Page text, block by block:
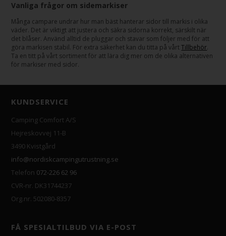
Vanliga frågor om sidemarkiser
Många campare undrar hur man bäst hanterar sidor till markis i olika
väder. Det är viktigt att justera och säkra sidorna korrekt, särskilt när
det blåser. Använd alltid de pluggar och stavar som följer med för att
göra markisen stabil. För extra säkerhet kan du titta på vårtTillbehör.
Ta en titt på vårt sortiment för att lära dig mer om de olika alternativen
för markiser med sidor.
KUNDSERVICE
Camping Comfort A/S
Hejreskovvej 11-B
3490 Kvistgård
info@nordiskcampingutrustning.se
Telefon 072-226 62 96
CVR-nr. DK31744237
Org.nr. 502080-8357
FÅ SPESIALTILBUD VIA E-POST